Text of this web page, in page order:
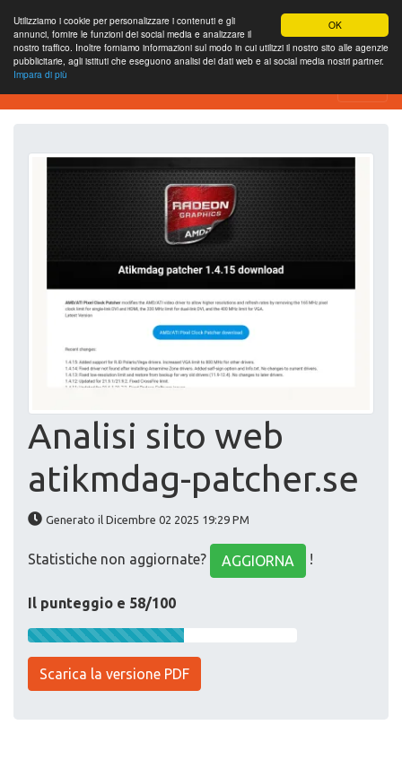
OK
Utilizziamo i cookie per personalizzare i contenuti e gli
annunci, fornire le funzioni dei social media e analizzare il
nostro traffico. Inoltre forniamo informazioni sul modo in cui utilizzi il nostro sito alle agenzie
pubblicitarie, agli istituti che eseguono analisi dei dati web e ai social media nostri partner.
Impara di più
Strumento di analisi del sito web
Analisi sito web
atikmdag-patcher.se
Generato il Dicembre 02 2025 19:29 PM
Statistiche non aggiornate? AGGIORNA !
Il punteggio e 58/100
Scarica la versione PDF